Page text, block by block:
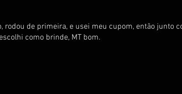
rodou de primeira, e usei meu cupom, então junto
como brinde, MT bom.